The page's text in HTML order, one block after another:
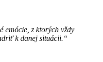
emócie, z ktorých vždy
k danej situácii.“